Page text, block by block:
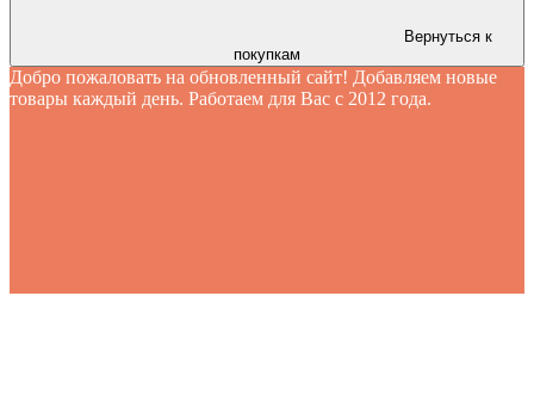
Вернуться к
покупкам
Добро пожаловать на обновленный сайт! Добавляем новые
товары каждый день. Работаем для Вас с 2012 года.